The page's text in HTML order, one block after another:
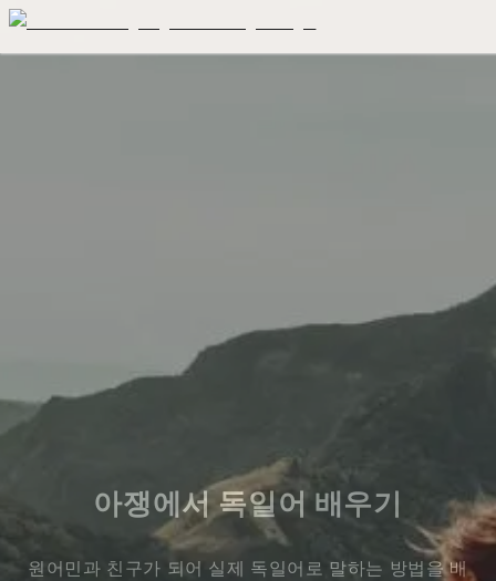
아쟁에서 독일어 배우기
원어민과 친구가 되어 실제 독일어로 말하는 방법을 배